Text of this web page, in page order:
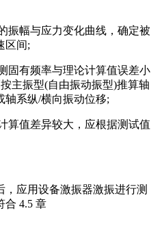
振幅与应力变化曲线，确定被
区间;
固有频率与理论计算值误差小
主振型(自由振动振型)推算轴
轴系纵/横向振动位移;
算值差异较大，应根据测试值
应用设备激振器激振进行测
合 4.5 章